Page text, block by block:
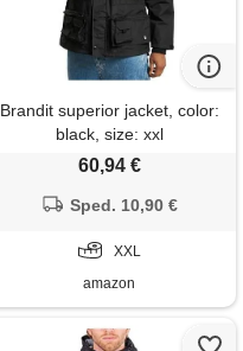
Brandit superior jacket, color:
black, size: xxl
60,94 €
Sped. 10,90 €
XXL
amazon